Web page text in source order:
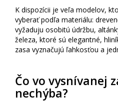
K dispozícii je veľa modelov,
vyberať podľa materiálu:
vyžaduju osobitú údržbu,
železa, ktoré sú elegantné,
zasa vyznačujú ľahkosťou a
Čo vo vysnívanej
nechýba?